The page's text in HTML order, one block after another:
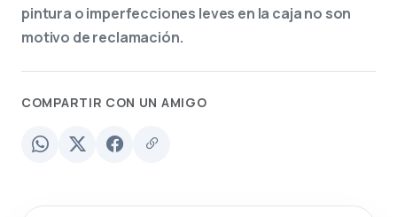
pintura o imperfecciones leves en la caja no son
motivo de reclamación.
COMPARTIR CON UN AMIGO